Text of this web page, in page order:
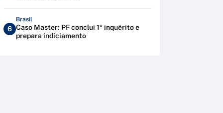
6
Brasil
Caso Master: PF conclui 1º inquérito e
prepara indiciamento